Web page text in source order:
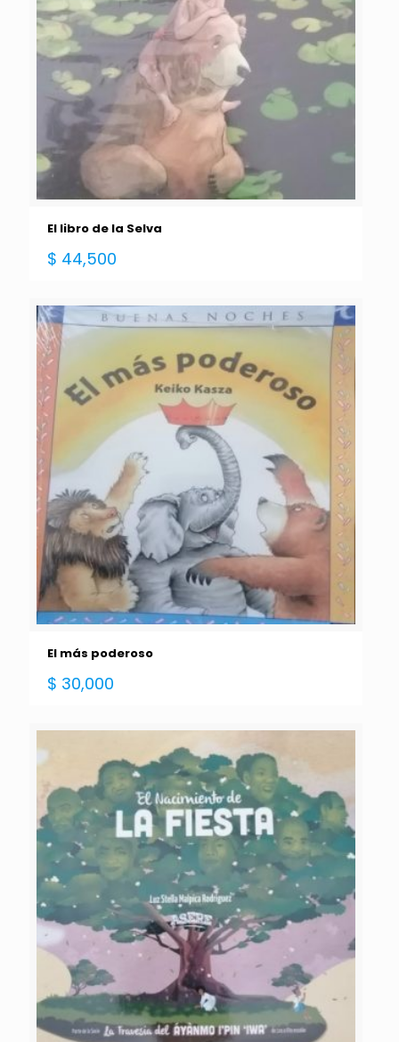
El libro de la Selva
$ 44,500
El más poderoso
$ 30,000